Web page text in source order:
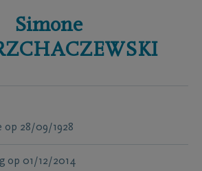
Simone
op 28/09/1928
op 01/12/2014